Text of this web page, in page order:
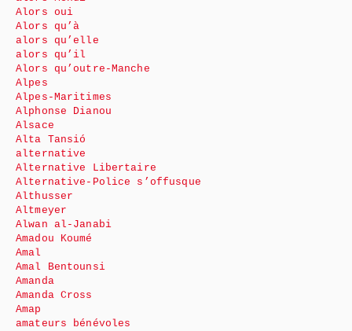
Alors oui
Alors qu’à
alors qu’elle
alors qu’il
Alors qu’outre-Manche
Alpes
Alpes-Maritimes
Alphonse Dianou
Alsace
Alta Tansió
alternative
Alternative Libertaire
Alternative-Police s’offusque
Althusser
Altmeyer
Alwan al-Janabi
Amadou Koumé
Amal
Amal Bentounsi
Amanda
Amanda Cross
Amap
amateurs bénévoles